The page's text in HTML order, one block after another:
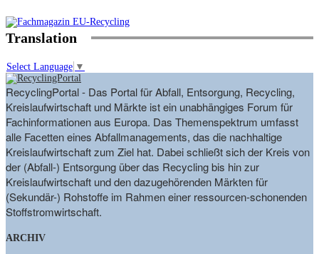
Translation
Select Language ▼
RecyclingPortal - Das Portal für Abfall, Entsorgung, Recycling,
Kreislaufwirtschaft und Märkte ist ein unabhängiges Forum für
Fachinformationen aus Europa. Das Themenspektrum umfasst
alle Facetten eines Abfallmanagements, das die nachhaltige
Kreislaufwirtschaft zum Ziel hat. Dabei schließt sich der Kreis von
der (Abfall-) Entsorgung über das Recycling bis hin zur
Kreislaufwirtschaft und den dazugehörenden Märkten für
(Sekundär-) Rohstoffe im Rahmen einer ressourcen-schonenden
Stoffstromwirtschaft.
ARCHIV